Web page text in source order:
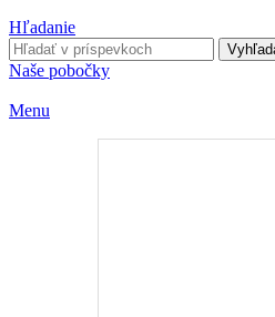
Hľadanie
Naše pobočky
Menu